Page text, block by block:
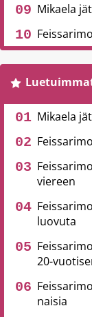
Mikaela
Mikaela
viereen
luovuta
20-
naisia